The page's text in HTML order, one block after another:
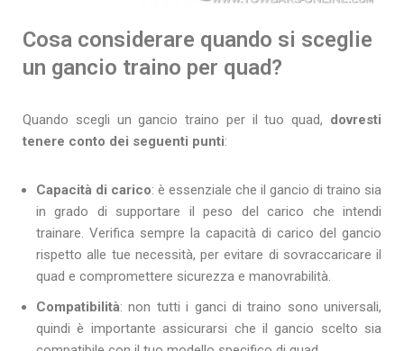
Cosa considerare quando si sceglie
un gancio traino per quad?
Quando scegli un gancio traino per il tuo quad, dovresti
tenere conto dei seguenti punti:
Capacità di carico: è essenziale che il gancio di traino sia
in grado di supportare il peso del carico che intendi
trainare. Verifica sempre la capacità di carico del gancio
rispetto alle tue necessità, per evitare di sovraccaricare il
quad e compromettere sicurezza e manovrabilità.
Compatibilità: non tutti i ganci di traino sono universali,
quindi è importante assicurarsi che il gancio scelto sia